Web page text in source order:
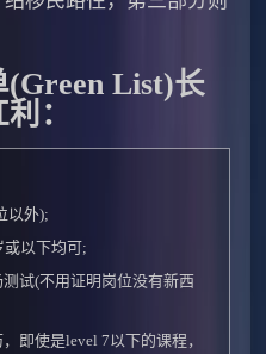
List)长
：
以外);
或以下均可;
试(不用证明岗位没有新西
即使是level 7以下的课程，